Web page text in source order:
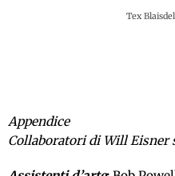
Tex
Appendice
Collaboratori di Will Eisner